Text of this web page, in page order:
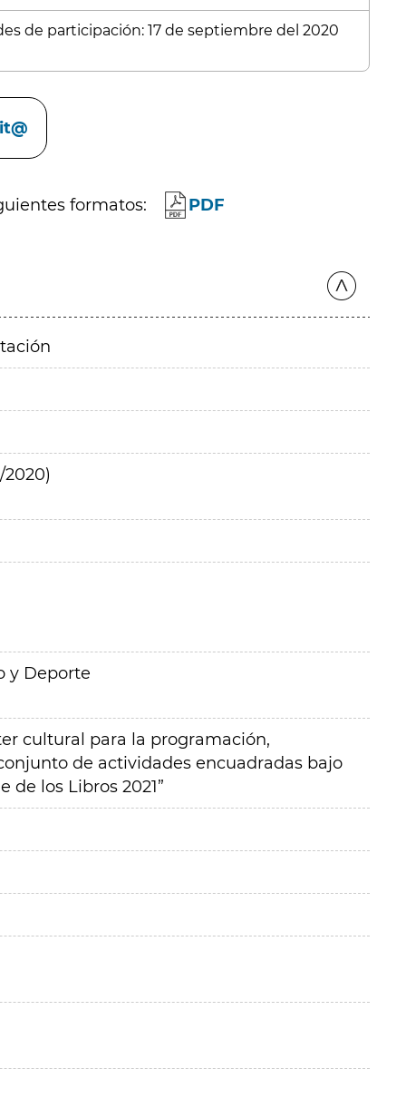
de participación: 17 de septiembre del 2020
formatos: PDF
2020)
y Deporte
cultural para la programación,
de actividades encuadradas bajo
de los Libros 2021”